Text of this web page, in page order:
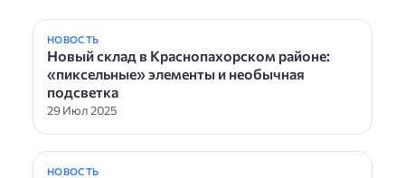
НОВОСТЬ
Новый склад в Краснопахорском районе:
«пиксельные» элементы и необычная
подсветка
29 Июл 2025
НОВОСТЬ